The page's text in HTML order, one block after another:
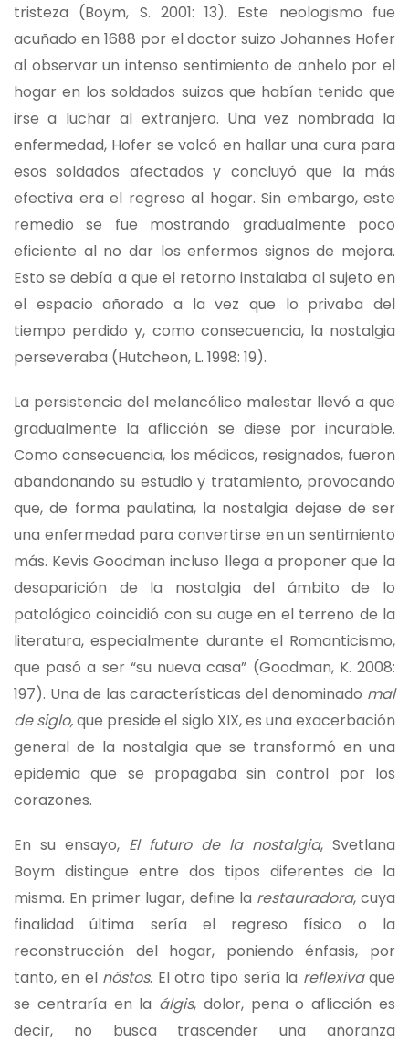
tristeza (Boym, S. 2001: 13). Este neologismo fue
acuñado en 1688 por el doctor suizo Johannes Hofer
al observar un intenso sentimiento de anhelo por el
hogar en los soldados suizos que habían tenido que
irse a luchar al extranjero. Una vez nombrada la
enfermedad, Hofer se volcó en hallar una cura para
esos soldados afectados y concluyó que la más
efectiva era el regreso al hogar. Sin embargo, este
remedio se fue mostrando gradualmente poco
eficiente al no dar los enfermos signos de mejora.
Esto se debía a que el retorno instalaba al sujeto en
el espacio añorado a la vez que lo privaba del
tiempo perdido y, como consecuencia, la nostalgia
perseveraba (Hutcheon, L. 1998: 19).
La persistencia del melancólico malestar llevó a que
gradualmente la aflicción se diese por incurable.
Como consecuencia, los médicos, resignados, fueron
abandonando su estudio y tratamiento, provocando
que, de forma paulatina, la nostalgia dejase de ser
una enfermedad para convertirse en un sentimiento
más. Kevis Goodman incluso llega a proponer que la
desaparición de la nostalgia del ámbito de lo
patológico coincidió con su auge en el terreno de la
literatura, especialmente durante el Romanticismo,
que pasó a ser “su nueva casa” (Goodman, K. 2008:
197). Una de las características del denominado mal
de siglo,que preside el siglo XIX, es una exacerbación
general de la nostalgia que se transformó en una
epidemia que se propagaba sin control por los
corazones.
En su ensayo, El futuro de la nostalgia, Svetlana
Boym distingue entre dos tipos diferentes de la
misma. En primer lugar, define la restauradora, cuya
finalidad última sería el regreso físico o la
reconstrucción del hogar, poniendo énfasis, por
tanto, en el nóstos. El otro tipo sería la reflexivaque
se centraría en la álgis, dolor, pena o aflicción es
decir, no busca trascender una añoranza